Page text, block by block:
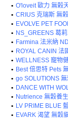
• O'loveit 歐力 無榖
• CRIUS 克瑞斯 無
• EVOLVE PET
•
• Farmina 法米納
•
• WELLNESS 寵物
• Best 倍思特 Pets
• go SOLUTIONS
• DANCE WITH
• Nutrience 無穀養
• LV PRIME BLUE
• EVARK 渴望 無穀